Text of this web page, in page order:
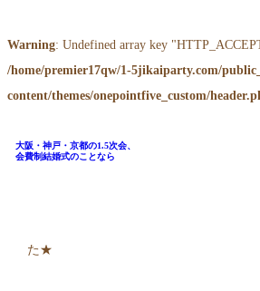
Warning: Undefined array key
/home/premier17qw/1-5jikaiparty.com/
content/themes/onepointfive_custom/
大阪・神戸・京都の1.5次会、
会費制結婚式のことなら
た★